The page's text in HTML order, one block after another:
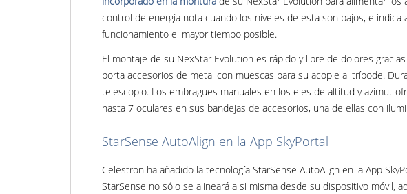
control de energía nota cuando los niveles de esta son bajos, e
funcionamiento el mayor tiempo posible.
El montaje de su NexStar Evolution es rápido y libre de dolores
porta accesorios de metal con muescas para su acople al trípode.
telescopio. Los embragues manuales en los ejes de altitud y azimut
hasta 7 oculares en sus bandejas de accesorios, una de ellas con
StarSense AutoAlign en la App SkyPortal
Celestron ha añadido la tecnología StarSense AutoAlign en la App
StarSense no sólo se alineará a si misma desde su dispositivo móvil,